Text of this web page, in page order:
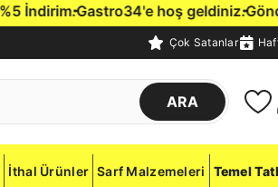
Gastro34'e hoş geldiniz.
Çok Satanlar
ARA
İthal Ürünler Sarf Malzemeleri Temel